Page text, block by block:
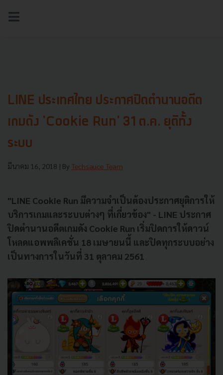
NEWS
LINE ประเทศไทย ประกาศปิดตำนานอดีต
เกมดัง 'Cookie Run' 31 ต.ค. ยุติทั้ง
ระบบ
มีนาคม 16, 2018 | By Techsauce Team
"LINE Cookie Run มีความจำเป็นต้องประกาศยุติการให้
บริการเกมและระบบต่างๆ ที่เกี่ยวข้อง" - LINE ประกาศ
ปิดตำนานอดีตเกมดัง Cookie Run เริ่มปิดการให้ดาวน์
โหลดแอพพลิเคชั่น 18 เมษายนนี้ และปิดทุกระบบอย่าง
เป็นทางการในวันที่ 31 ตุลาคม 2561